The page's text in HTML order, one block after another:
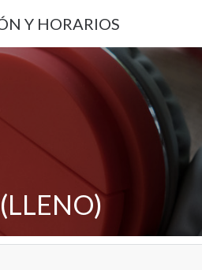
Y HORARIOS